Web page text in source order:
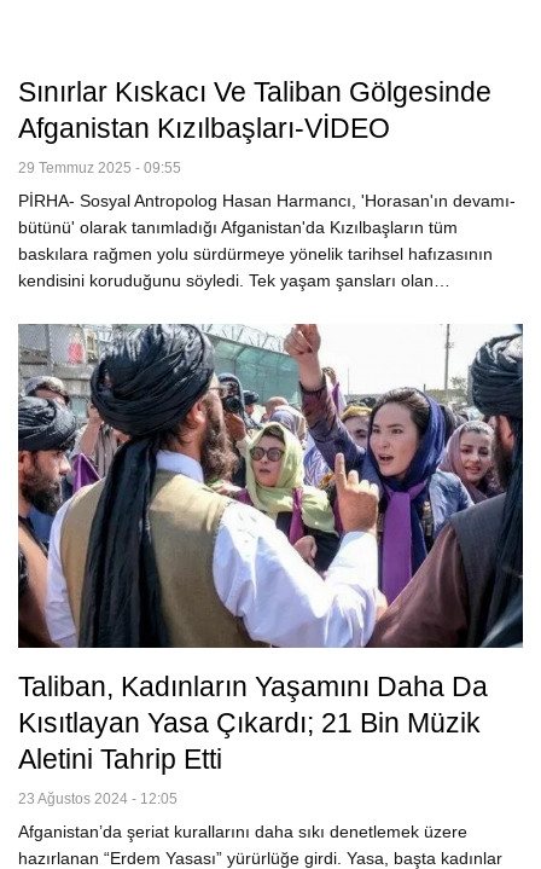
Sınırlar Kıskacı Ve Taliban Gölgesinde
Afganistan Kızılbaşları-VİDEO
29 Temmuz 2025 - 09:55
PİRHA- Sosyal Antropolog Hasan Harmancı, 'Horasan'ın devamı-
bütünü' olarak tanımladığı Afganistan'da Kızılbaşların tüm
baskılara rağmen yolu sürdürmeye yönelik tarihsel hafızasının
kendisini koruduğunu söyledi. Tek yaşam şansları olan…
Taliban, Kadınların Yaşamını Daha Da
Kısıtlayan Yasa Çıkardı; 21 Bin Müzik
Aletini Tahrip Etti
23 Ağustos 2024 - 12:05
Afganistan’da şeriat kurallarını daha sıkı denetlemek üzere
hazırlanan “Erdem Yasası” yürürlüğe girdi. Yasa, başta kadınlar